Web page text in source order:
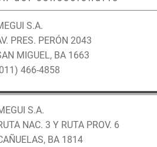
S.A.
PRES. PERÓN 2043
MIGUEL, BA 1663
466-4858
S.A.
NAC. 3 Y RUTA PROV. 6
BA 1814